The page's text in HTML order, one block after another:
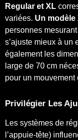
Regular et XL
variées. Un modèle
personnes mesurant
s’ajuste mieux à un
également les
large de 70 cm
pour un mouvement
Privilégier Les
Les systèmes de
l’appuie-tête)